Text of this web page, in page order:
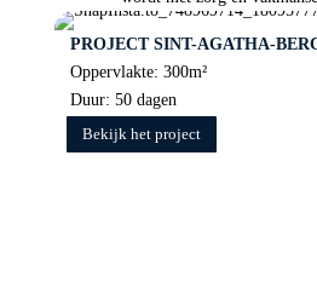
PROJECT SINT-AGATHA-
Oppervlakte: 300m²
Duur: 50 dagen
Bekijk het project